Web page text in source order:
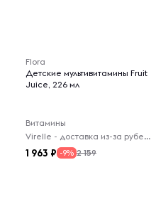
Flora
Детские мультивитамины Fruit
Juice, 226 мл
Витамины
Virelle - доставка из-за рубежа
1 963 -9% 2 159